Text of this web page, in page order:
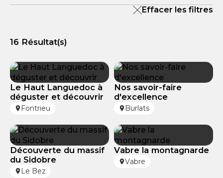
Effacer les filtres
Accessibilité Handicap
16 Résultat(s)
Le Haut Languedoc à
déguster et découvrir
Fontrieu
Nos savoir-faire
d'excellence
Burlats
Découverte du massif
du Sidobre
Le Bez
Vabre la montagnarde
Vabre